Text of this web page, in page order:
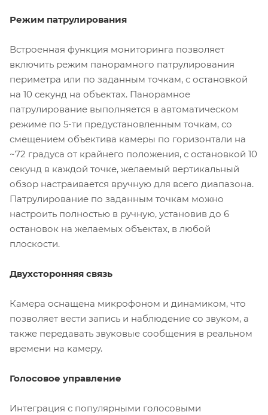
Режим патрулирования
Встроенная функция мониторинга позволяет
включить режим панорамного патрулирования
периметра или по заданным точкам, с остановкой
на 10 секунд на объектах. Панорамное
патрулирование выполняется в автоматическом
режиме по 5-ти предустановленным точкам, со
смещением объектива камеры по горизонтали на
~72 градуса от крайнего положения, с остановкой 10
секунд в каждой точке, желаемый вертикальный
обзор настраивается вручную для всего диапазона.
Патрулирование по заданным точкам можно
настроить полностью в ручную, установив до 6
остановок на желаемых объектах, в любой
плоскости.
Двухсторонняя связь
Камера оснащена микрофоном и динамиком, что
позволяет вести запись и наблюдение со звуком, а
также передавать звуковые сообщения в реальном
времени на камеру.
Голосовое управление
Интеграция с популярными голосовыми